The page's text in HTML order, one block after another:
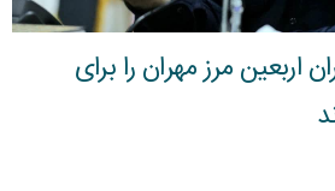
زائران اربعین مرز مهران را برای